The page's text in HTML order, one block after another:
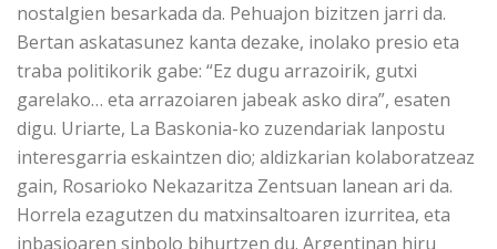
nostalgien besarkada da. Pehuajon bizitzen jarri da.
Bertan askatasunez kanta dezake, inolako presio eta
traba politikorik gabe: “Ez dugu arrazoirik, gutxi
garelako… eta arrazoiaren jabeak asko dira”, esaten
digu. Uriarte, La Baskonia-ko zuzendariak lanpostu
interesgarria eskaintzen dio; aldizkarian kolaboratzeaz
gain, Rosarioko Nekazaritza Zentsuan lanean ari da.
Horrela ezagutzen du matxinsaltoaren izurritea, eta
inbasioaren sinbolo bihurtzen du. Argentinan hiru